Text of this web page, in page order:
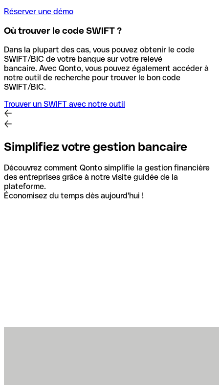
Réserver une démo
Où trouver le code SWIFT ?
Dans la plupart des cas, vous pouvez obtenir le code
SWIFT/BIC de votre banque sur votre relevé
bancaire. Avec Qonto, vous pouvez également accéder à
notre outil de recherche pour trouver le bon code
SWIFT/BIC.
Trouver un SWIFT avec notre outil
Simplifiez votre gestion bancaire
Découvrez comment Qonto simplifie la gestion financière
des entreprises grâce à notre visite guidée de la
plateforme.
Économisez du temps dès aujourd'hui !